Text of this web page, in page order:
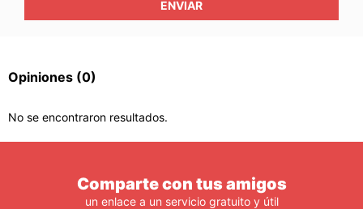
ENVIAR
Opiniones (0)
No se encontraron resultados.
Comparte con tus amigos
un enlace a un servicio gratuito y útil